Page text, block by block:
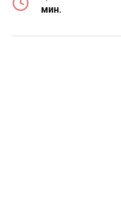
мин.